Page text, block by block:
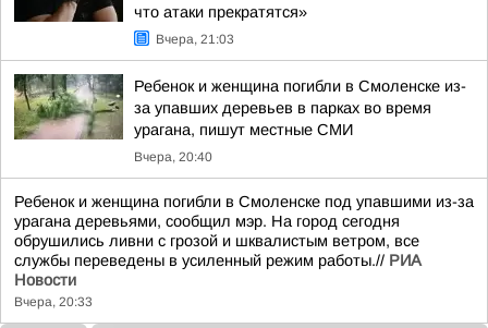
что атаки прекратятся»
Вчера, 21:03
Ребенок и женщина погибли в Смоленске из-
за упавших деревьев в парках во время
урагана, пишут местные СМИ
Вчера, 20:40
Ребенок и женщина погибли в Смоленске под упавшими из-за
урагана деревьями, сообщил мэр. На город сегодня
обрушились ливни с грозой и шквалистым ветром, все
службы переведены в усиленный режим работы.// РИА
Новости
Вчера, 20:33